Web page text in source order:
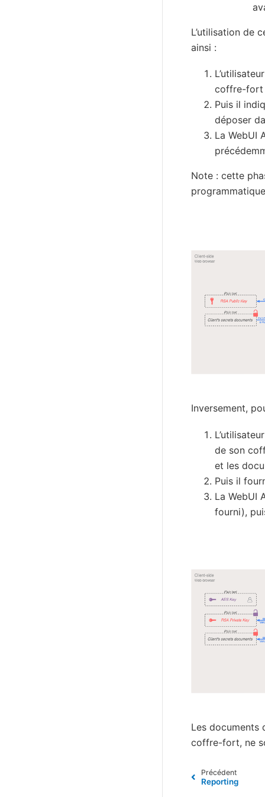
L’utilisation de
ainsi :
coffre-fort
Puis il
déposer
La WebUI
Note : cette
Inversement,
de son
et les
Puis il
La WebUI
fourni),
Les documents
coffre-fort, ne
Précédent
Reporting